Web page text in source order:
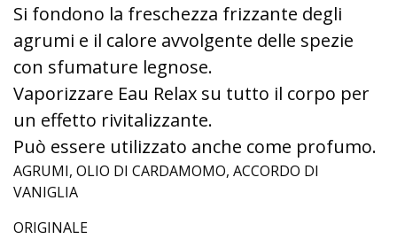
Si fondono la freschezza frizzante degli
agrumi e il calore avvolgente delle spezie
con sfumature legnose.
Vaporizzare Eau Relax su tutto il corpo per
un effetto rivitalizzante.
Può essere utilizzato anche come profumo.
AGRUMI, OLIO DI CARDAMOMO, ACCORDO DI
VANIGLIA
ORIGINALE